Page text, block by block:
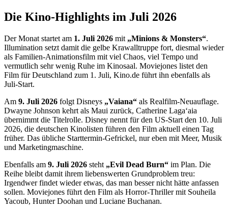
Die Kino-Highlights im Juli 2026
Der Monat startet am 1. Juli 2026 mit „Minions & Monsters“.
Illumination setzt damit die gelbe Krawalltruppe fort, diesmal wieder
als Familien-Animationsfilm mit viel Chaos, viel Tempo und
vermutlich sehr wenig Ruhe im Kinosaal. Moviejones listet den
Film für Deutschland zum 1. Juli, Kino.de führt ihn ebenfalls als
Juli-Start.
Am 9. Juli 2026 folgt Disneys „Vaiana“ als Realfilm-Neuauflage.
Dwayne Johnson kehrt als Maui zurück, Catherine Lagaʻaia
übernimmt die Titelrolle. Disney nennt für den US-Start den 10. Juli
2026, die deutschen Kinolisten führen den Film aktuell einen Tag
früher. Das übliche Starttermin-Gefrickel, nur eben mit Meer, Musik
und Marketingmaschine.
Ebenfalls am 9. Juli 2026 steht „Evil Dead Burn“ im Plan. Die
Reihe bleibt damit ihrem liebenswerten Grundproblem treu:
Irgendwer findet wieder etwas, das man besser nicht hätte anfassen
sollen. Moviejones führt den Film als Horror-Thriller mit Souheila
Yacoub, Hunter Doohan und Luciane Buchanan.